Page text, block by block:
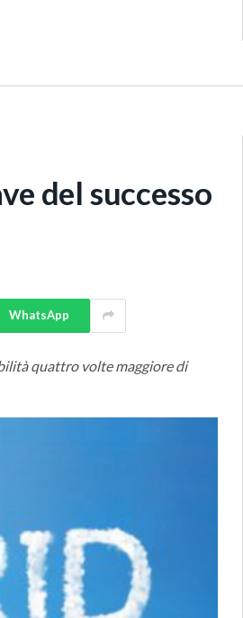
del successo
WhatsApp
quattro volte maggiore di